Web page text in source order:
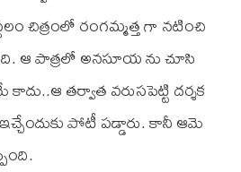
చిత్రంలో రంగమ్మత్త గా నటించి
ఆ పాత్రలో అనసూయ ను చూసి
తర్వాత వరుసపెట్టి దర్శక
పోటీ పడ్డారు. కానీ ఆమె